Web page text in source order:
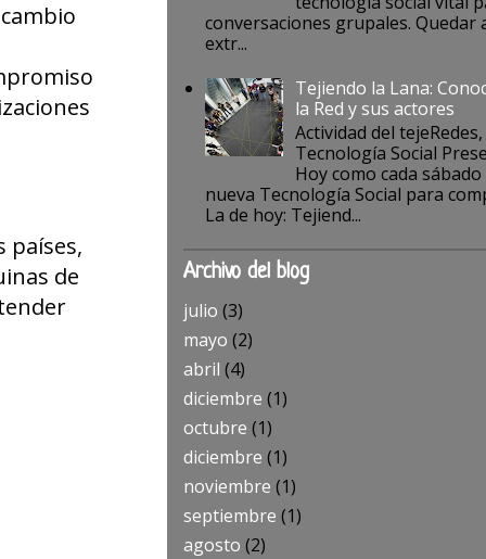
países,
de
conversaciones grupales. Quedar
extr...
Tejiendo la Lana:
la Red y sus actores
Actividad del tejeRedes,
Tecnología Social
Hoy como cada
nueva Tecnología Social para
La de hoy: Tejiend...
Archivo del blog
julio (3)
mayo (2)
abril (4)
diciembre (1)
octubre (1)
diciembre (1)
noviembre (1)
septiembre (1)
agosto (2)